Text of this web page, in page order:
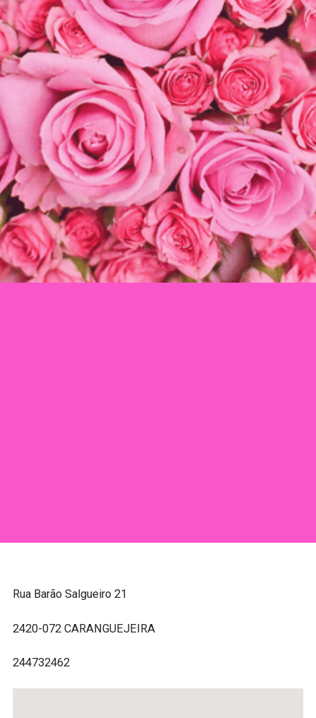
Rua Barão Salgueiro 21
2420-072 CARANGUEJEIRA
244732462